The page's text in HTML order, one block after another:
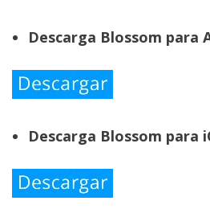
Descarga Blossom para
Descarga Blossom para